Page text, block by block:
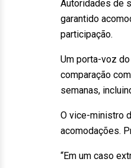
Autoridades de
garantido
participação.
Um porta-voz
comparação
semanas,
O vice-ministro
acomodações.
“Em um caso